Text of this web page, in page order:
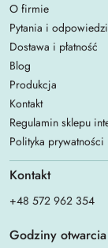
O firmie
Pytania i
Dostawa i płatność
Blog
Produkcja
Kontakt
Regulamin sklepu
Polityka prywatności
Kontakt
+48 572 962 354
Godziny otwarcia